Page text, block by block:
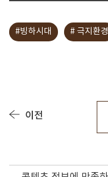
#빙하시대 # 극지환경
이전